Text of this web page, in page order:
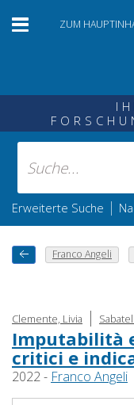
ZUM
Erweiterte Suche |
Franco Angeli
Clemente, Livia |
Imputabilità
critici e
2022 - Franco Angeli